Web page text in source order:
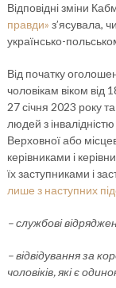
Відповідні зміни
правди» з’ясувала,
українсько-
Від початку
чоловікам віком від
27 січня 2023 року
людей з
Верховної або
керівниками і
їх заступниками і
лише з наступних
– службові
– відвідування за
чоловіків, які є